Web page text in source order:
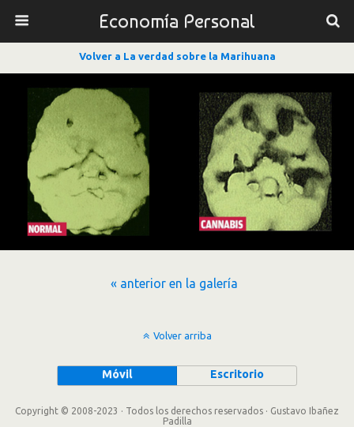
Economía Personal
Volver a La verdad sobre la Marihuana
« anterior en la galería
Volver arriba
Móvil Escritorio
Copyright © 2008-2023 · Todos los derechos reservados · Gustavo Ibañez
Padilla